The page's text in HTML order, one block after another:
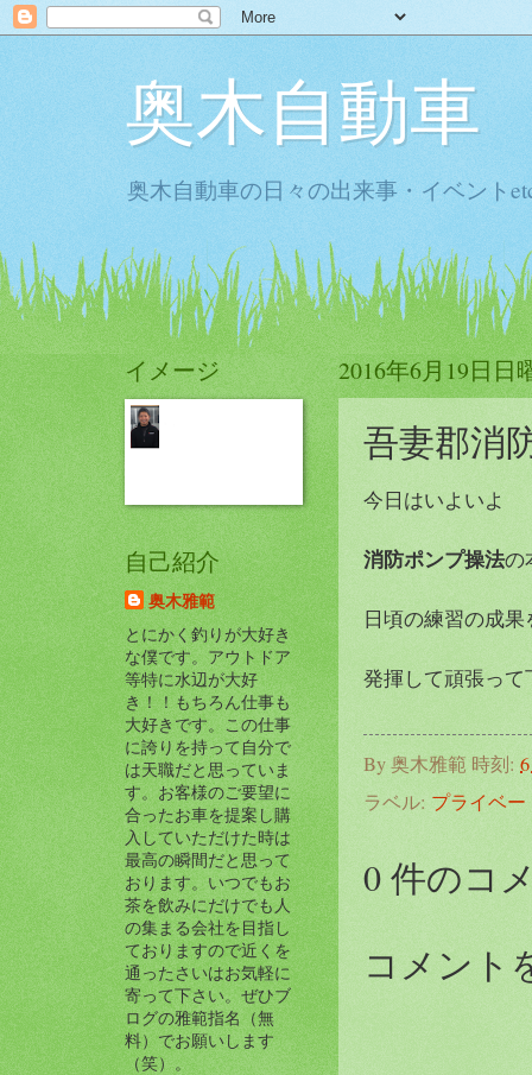
奥木自動車
奥木自動車の日々の出来事・イベント
2016年6月19日日
吾妻郡消
今日はいよいよ
消防ポンプ操法の
日頃の練習の成果
発揮して頑張って
By奥木雅範 時刻:
ラベル: プライベー
0 件のコ
コメント
イメージ
自己紹介
奥木雅範
とにかく釣りが大好き
な僕です。アウトドア
等特に水辺が大好
き！！もちろん仕事も
大好きです。この仕事
に誇りを持って自分で
は天職だと思っていま
す。お客様のご要望に
合ったお車を提案し購
入していただけた時は
最高の瞬間だと思って
おります。いつでもお
茶を飲みにだけでも人
の集まる会社を目指し
ておりますので近くを
通ったさいはお気軽に
寄って下さい。ぜひブ
ログの雅範指名（無
料）でお願いします
（笑）。